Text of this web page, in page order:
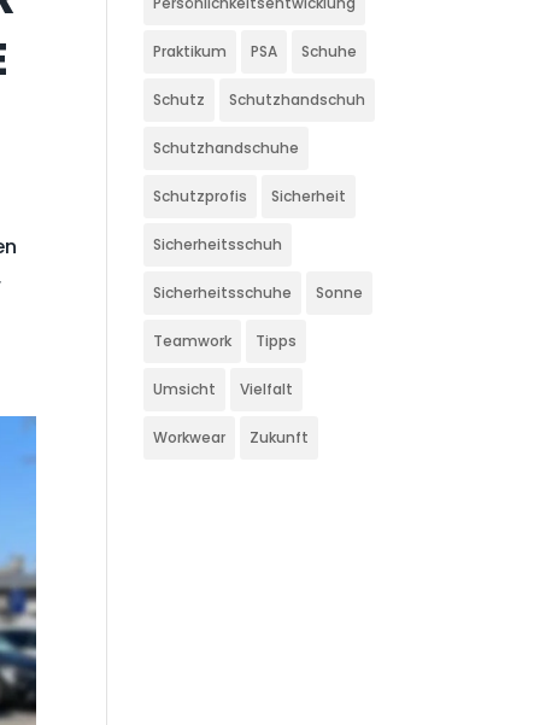
Praktikum PSA Schuhe
Schutz Schutzhandschuh
Schutzhandschuhe
Schutzprofis Sicherheit
Sicherheitsschuh
Sicherheitsschuhe Sonne
Teamwork Tipps
Umsicht Vielfalt
Workwear Zukunft